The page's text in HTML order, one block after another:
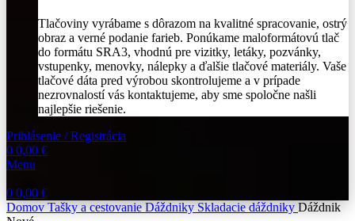
Tlačoviny vyrábame s dôrazom na kvalitné spracovanie, ostrý
obraz a verné podanie farieb. Ponúkame maloformátovú tlač
do formátu SRA3, vhodnú pre vizitky, letáky, pozvánky,
vstupenky, menovky, nálepky a ďalšie tlačové materiály. Vaše
tlačové dáta pred výrobou skontrolujeme a v prípade
nezrovnalostí vás kontaktujeme, aby sme spoločne našli
najlepšie riešenie.
Prihlásenie / Registrácia
0 0,00 €
Menu
0 0,00 €
Domov Tašky a cestovanie Dáždniky Skladacie dáždniky Dáždnik